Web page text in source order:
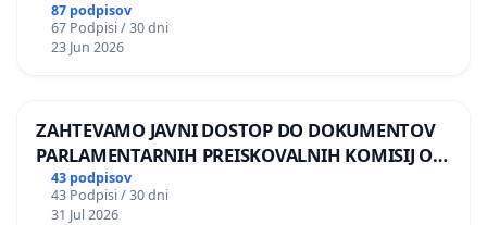
87 podpisov
67 Podpisi / 30 dni
23 Jun 2026
ZAHTEVAMO JAVNI DOSTOP DO DOKUMENTOV
PARLAMENTARNIH PREISKOVALNIH KOMISIJ O
ILEGALNI TRGOVINI Z OROŽJEM
43 podpisov
43 Podpisi / 30 dni
31 Jul 2026